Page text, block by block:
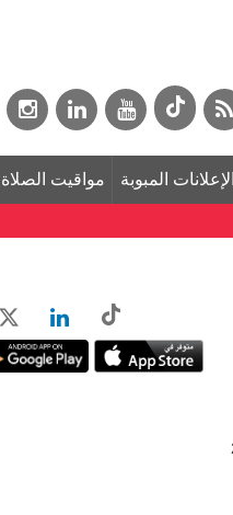
الإعلانات المبوبة مواقيت الصلاة